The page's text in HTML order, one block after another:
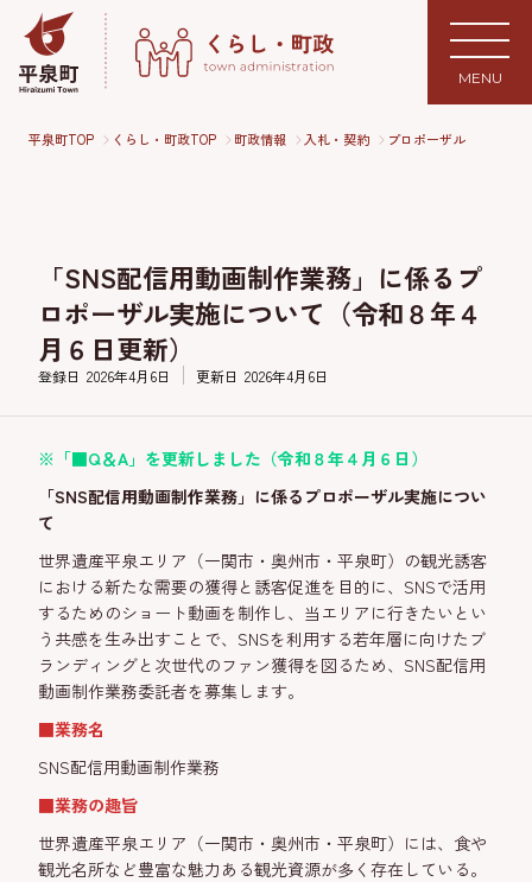
MENU
平泉町TOP くらし・町政TOP 町政情報 入札・契約 プロポーザル
「SNS配信用動画制作業務」に係るプ
ロポーザル実施について（令和８年４
月６日更新）
登録日 2026年4月6日 更新日 2026年4月6日
※「■Q＆A」を更新しました（令和８年４月６日）
「SNS配信用動画制作業務」に係るプロポーザル実施につい
て
世界遺産平泉エリア（一関市・奥州市・平泉町）の観光誘客
における新たな需要の獲得と誘客促進を目的に、SNSで活用
するためのショート動画を制作し、当エリアに行きたいとい
う共感を生み出すことで、SNSを利用する若年層に向けたブ
ランディングと次世代のファン獲得を図るため、SNS配信用
動画制作業務委託者を募集します。
■業務名
SNS配信用動画制作業務
■業務の趣旨
世界遺産平泉エリア（一関市・奥州市・平泉町）には、食や
観光名所など豊富な魅力ある観光資源が多く存在している。